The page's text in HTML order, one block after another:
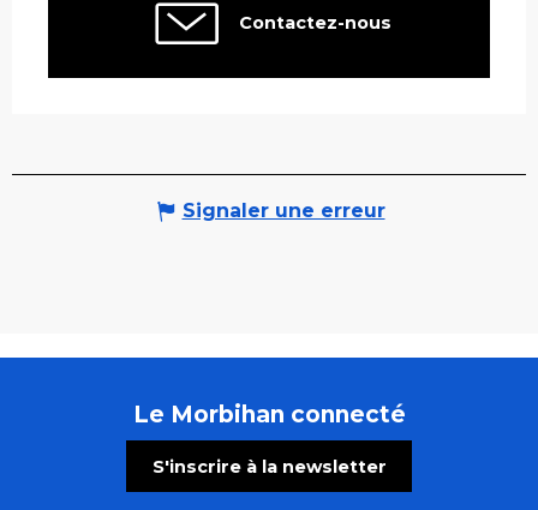
Contactez-nous
Signaler une erreur
Le Morbihan connecté
S'inscrire à la newsletter